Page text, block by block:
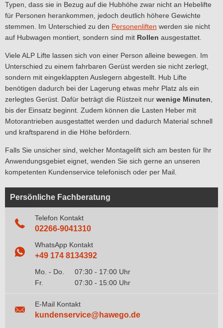
Typen, dass sie in Bezug auf die Hubhöhe zwar nicht an Hebelifte
für Personen herankommen, jedoch deutlich höhere Gewichte
stemmen. Im Unterschied zu den Personenliften werden sie nicht
auf Hubwagen montiert, sondern sind mit Rollen ausgestattet.
Viele ALP Lifte lassen sich von einer Person alleine bewegen. Im
Unterschied zu einem fahrbaren Gerüst werden sie nicht zerlegt,
sondern mit eingeklappten Auslegern abgestellt. Hub Lifte
benötigen dadurch bei der Lagerung etwas mehr Platz als ein
zerlegtes Gerüst. Dafür beträgt die Rüstzeit nur wenige Minuten
bis der Einsatz beginnt. Zudem können die Lasten Heber mit
Motorantrieben ausgestattet werden und dadurch Material schnell
und kraftsparend in die Höhe befördern.
Falls Sie unsicher sind, welcher Montagelift sich am besten für Ihr
Anwendungsgebiet eignet, wenden Sie sich gerne an unseren
kompetenten Kundenservice telefonisch oder per Mail.
Persönliche Fachberatung
Telefon Kontakt
02266-9041310
WhatsApp Kontakt
+49 174 8134392
Mo. - Do.
07:30 - 17:00 Uhr
Fr.
07:30 - 15:00 Uhr
E-Mail Kontakt
kundenservice@hawego.de